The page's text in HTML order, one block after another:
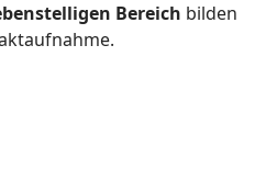
Bereich bilden